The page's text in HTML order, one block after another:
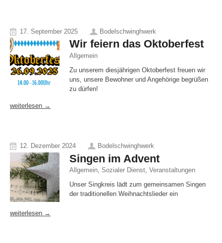
17. September 2025 Bodelschwinghwerk
Wir feiern das Oktoberfest
Allgemein
Zu unserem diesjährigen Oktoberfest freuen wir
uns, unsere Bewohner und Angehörige begrüßen
zu dürfen!
weiterlesen →
12. Dezember 2024 Bodelschwinghwerk
Singen im Advent
Allgemein Sozialer Dienst Veranstaltungen
Unser Singkreis lädt zum gemeinsamen Singen
der traditionellen Weihnachtslieder ein
weiterlesen →